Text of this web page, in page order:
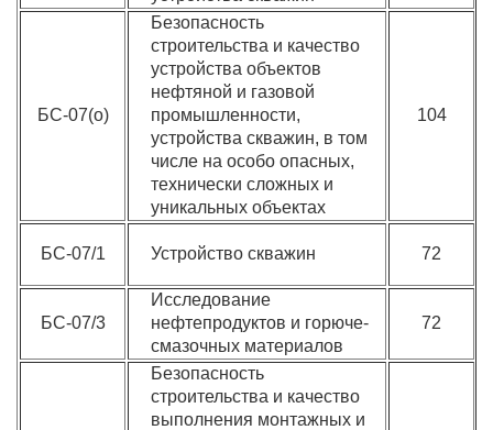
БС-07(о)
Безопасность
строительства и качество
устройства объектов
нефтяной и газовой
промышленности,
устройства скважин, в том
числе на особо опасных,
технически сложных и
уникальных объектах
104
БС-07/1 Устройство скважин 72
БС-07/3
Исследование
нефтепродуктов и горюче-
смазочных материалов
72
Безопасность
строительства и качество
выполнения монтажных и